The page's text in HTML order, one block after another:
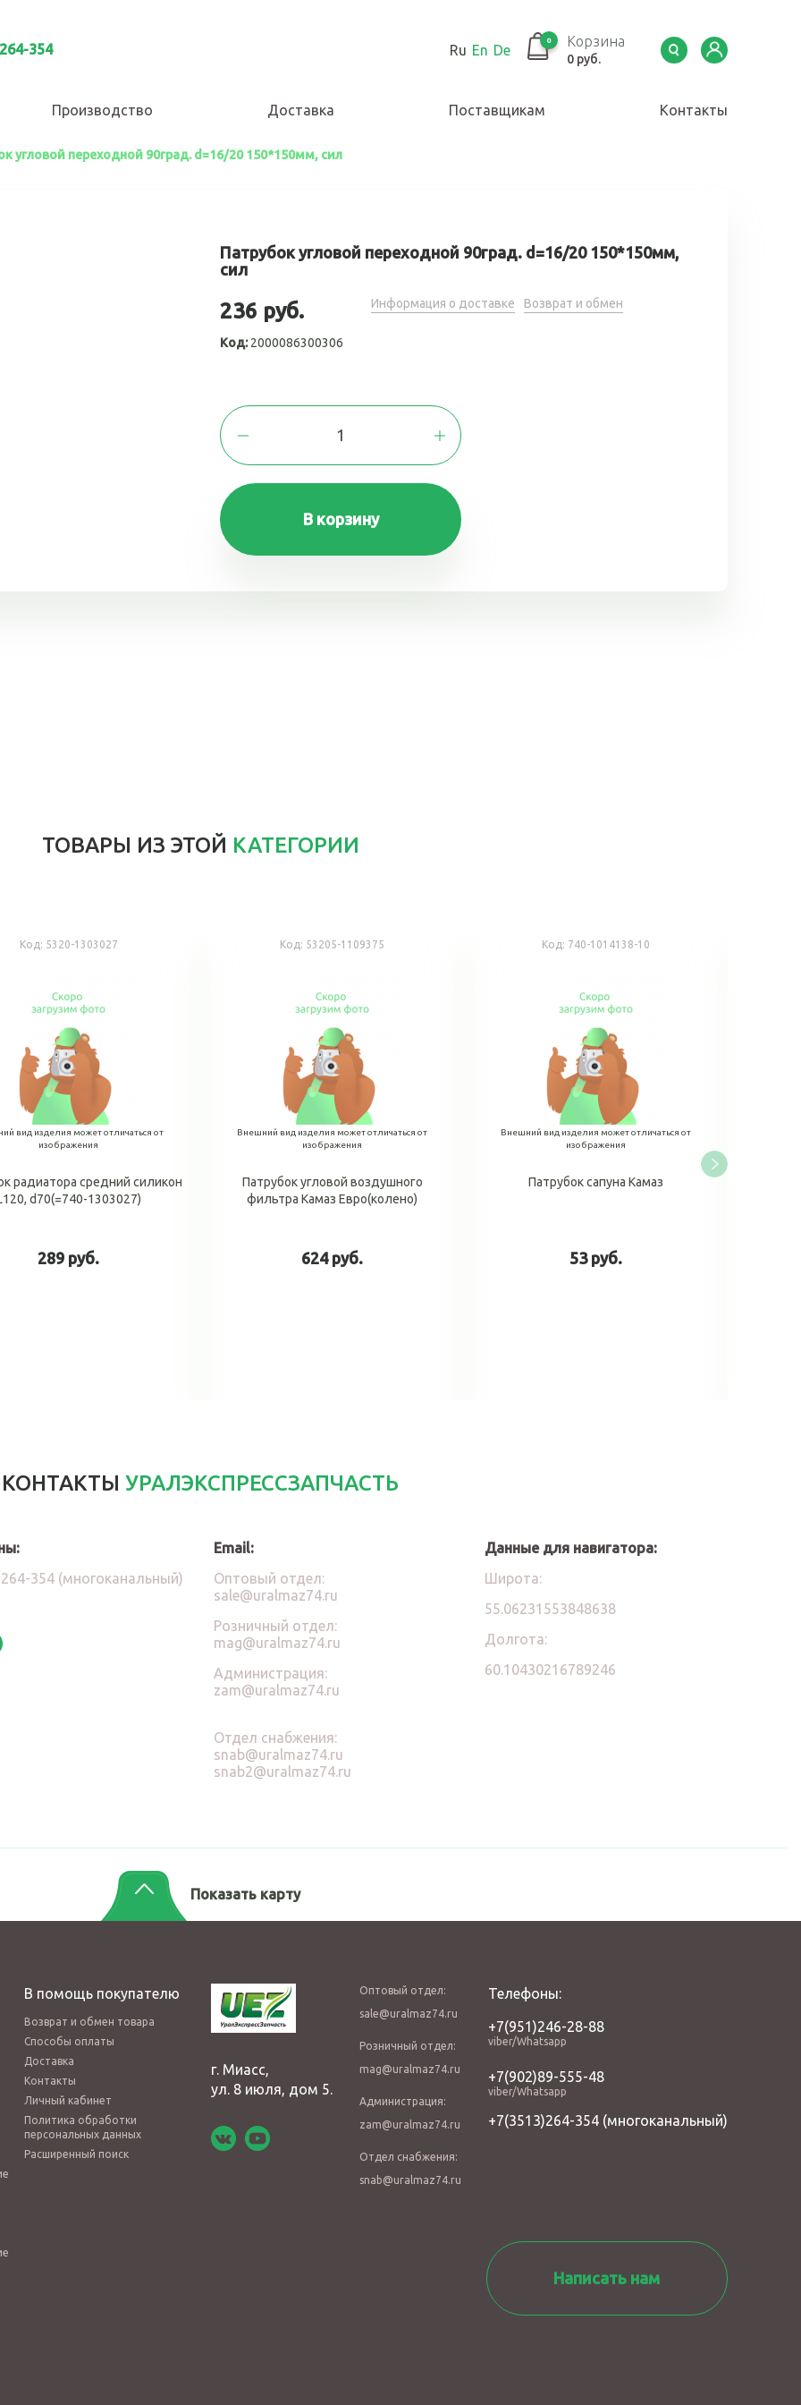
354 Ru En De
0 Корзина
0 руб.
Производство Доставка Поставщикам Контакты
угловой переходной 90град. d=16/20 150*150мм, сил
Патрубок угловой переходной 90град. d=16/20 150*150мм,
сил
236 руб.
Код:2000086300306
Информация о доставке Возврат и обмен
В корзину
ТОВАРЫ ИЗ ЭТОЙ КАТЕГОРИИ
Код: 5320-1303027
вид изделия может отличаться от
изображения
радиатора средний силикон
d70(=740-1303027)
289 руб.
Код: 53205-1109375
Внешний вид изделия может отличаться от
изображения
Патрубок угловой воздушного
фильтра Камаз Евро(колено)
624 руб.
Код: 740-1014138-10
Внешний вид изделия может отличаться от
изображения
Патрубок сапуна Камаз
53 руб.
КОНТАКТЫ УРАЛЭКСПРЕССЗАПЧАСТЬ
354 (многоканальный)
Email:
Оптовый отдел:
sale@uralmaz74.ru
Розничный отдел:
mag@uralmaz74.ru
Администрация:
zam@uralmaz74.ru
Отдел снабжения:
snab@uralmaz74.ru
snab2@uralmaz74.ru
Данные для навигатора:
Широта:
55.06231553848638
Долгота:
60.10430216789246
Показать карту
В помощь покупателю
Возврат и обмен товара
Способы оплаты
Доставка
Контакты
Личный кабинет
Политика обработки
персональных данных
Расширенный поиск
г. Миасс,
ул. 8 июля, дом 5.
Оптовый отдел:
sale@uralmaz74.ru
Розничный отдел:
mag@uralmaz74.ru
Администрация:
zam@uralmaz74.ru
Отдел снабжения:
snab@uralmaz74.ru
Телефоны:
+7(951)246-28-88
viber/Whatsapp
+7(902)89-555-48
viber/Whatsapp
+7(3513)264-354(многоканальный)
Написать нам